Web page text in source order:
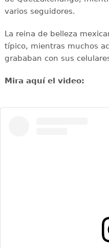
varios seguidores.
La reina de belleza
típico, mientras muchos
grababan con sus
Mira aquí el video: